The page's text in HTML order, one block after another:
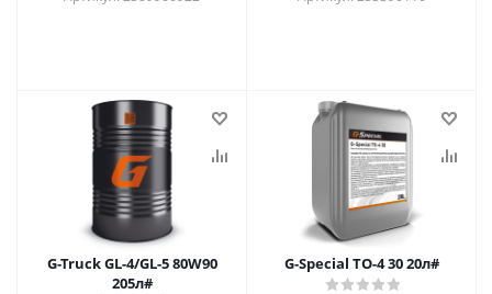
G-Truck GL-4/GL-5 80W90
205л#
G-Special TO-4 30 20л#